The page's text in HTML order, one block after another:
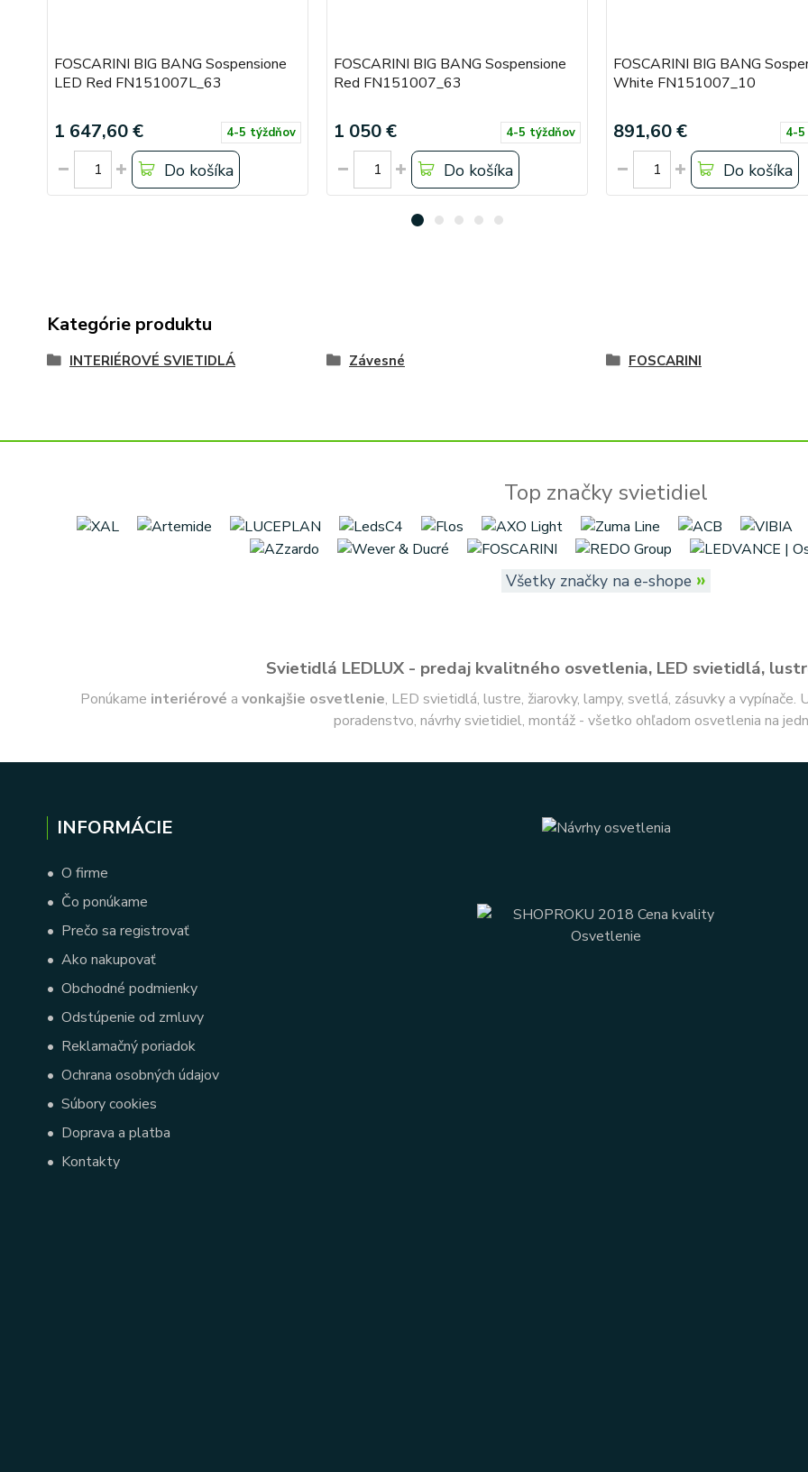
FOSCARINI BIG BANG Sospensione
LED Red FN151007L_63
1 647,60 € 4-5 týždňov
Do košíka
FOSCARINI BIG BANG Sospensione
Red FN151007_63
1 050 € 4-5 týždňov
Do košíka
FOSCARINI BIG BANG
White FN151007_10
891,60 € 4-
Do košíka
Kategórie produktu
INTERIÉROVÉ SVIETIDLÁ Závesné FOSCARINI
Top značky svietidiel
Všetky značky na e-shope »
Svietidlá LEDLUX - predaj kvalitného osvetlenia, LED svietidlá,
Ponúkame interiérové a vonkajšie osvetlenie, LED svietidlá, lustre, žiarovky, lampy, svetlá, zásuvky a
poradenstvo, návrhy svietidiel, montáž - všetko ohľadom osvetlenia na
INFORMÁCIE
• O firme
• Čo ponúkame
• Prečo sa registrovať
• Ako nakupovať
• Obchodné podmienky
• Odstúpenie od zmluvy
• Reklamačný poriadok
• Ochrana osobných údajov
• Súbory cookies
• Doprava a platba
• Kontakty